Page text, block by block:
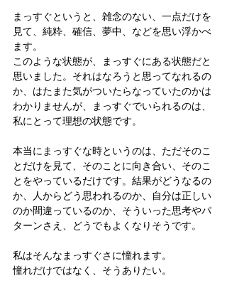
まっすぐというと、雑念のない、一点だけを
見て、純粋、確信、夢中、などを思い浮かべ
ます。
このような状態が、まっすぐにある状態だと
思いました。それはなろうと思ってなれるの
か、はたまた気がついたらなっていたのかは
わかりませんが、まっすぐでいられるのは、
私にとって理想の状態です。
本当にまっすぐな時というのは、ただそのこ
とだけを見て、そのことに向き合い、そのこ
とをやっているだけです。結果がどうなるの
か、人からどう思われるのか、自分は正しい
のか間違っているのか、そういった思考やパ
ターンさえ、どうでもよくなりそうです。
私はそんなまっすぐさに憧れます。
憧れだけではなく、そうありたい。